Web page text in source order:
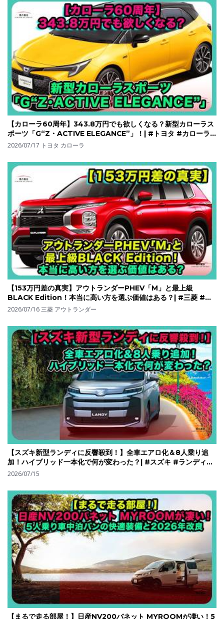
【カローラ60周年】343.8万円でも欲しくなる？新型カローラス
ポーツ「G“Z・ACTIVE ELEGANCE”」！| #トヨタ #カローラ
スポーツ #corollasport
2026/07/17 トヨタ カローラ
【153万円差の真実】アウトランダーPHEV「M」と最上級
BLACK Edition！本当に高い方を選ぶ価値はある？| #三菱 #ア
ウトランダーphev #outlanderphev
2026/07/16三菱 アウトランダー
【スズキ新型ランディに反響殺到！】全車エアロ化＆8人乗り追
加！ハイブリッド一本化で何が変わった？| #スズキ #ランディ
#suzukilandy
2026/07/15
【まるで走る部屋！】日産NV200バネット MYROOMが凄い！5